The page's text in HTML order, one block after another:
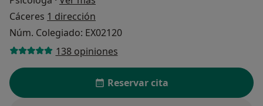
Cáceres 1 dirección
Núm. Colegiado: EX02120
138 opiniones
Reservar cita